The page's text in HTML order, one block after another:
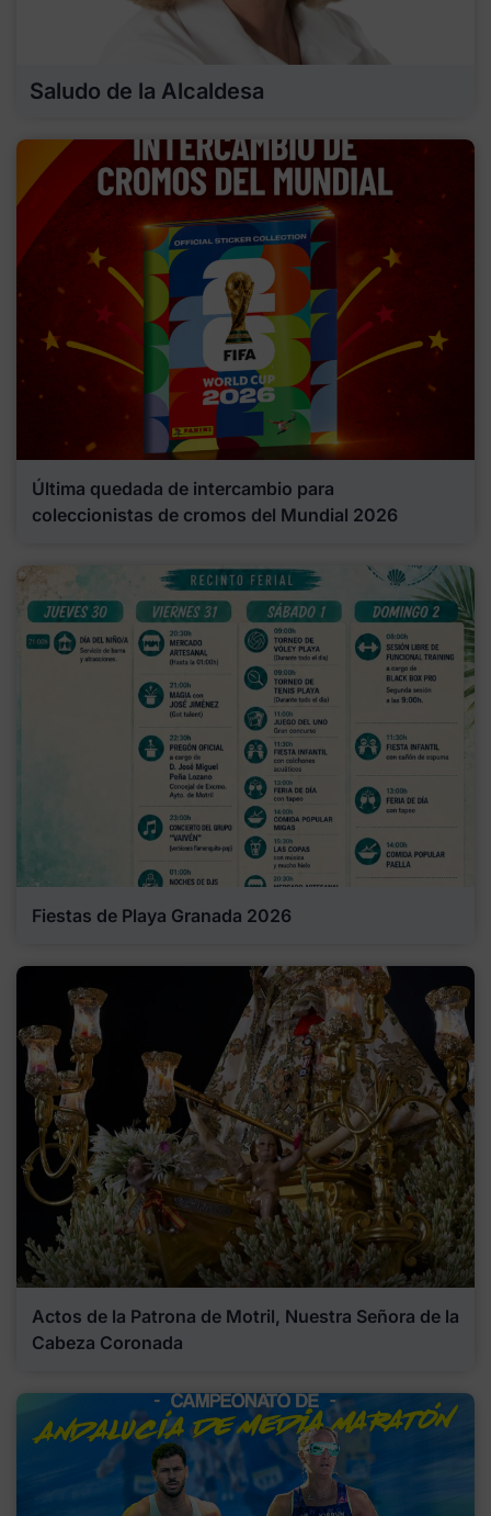
Saludo de la Alcaldesa
Última quedada de intercambio para
coleccionistas de cromos del Mundial 2026
Fiestas de Playa Granada 2026
Actos de la Patrona de Motril, Nuestra Señora de la
Cabeza Coronada